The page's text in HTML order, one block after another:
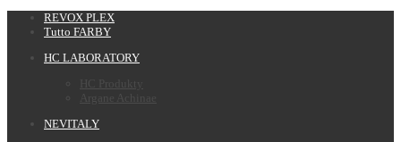
REVOX PLEX
Tutto FARBY
HC LABORATORY
HC Produkty
Argane Achinae
NEVITALY